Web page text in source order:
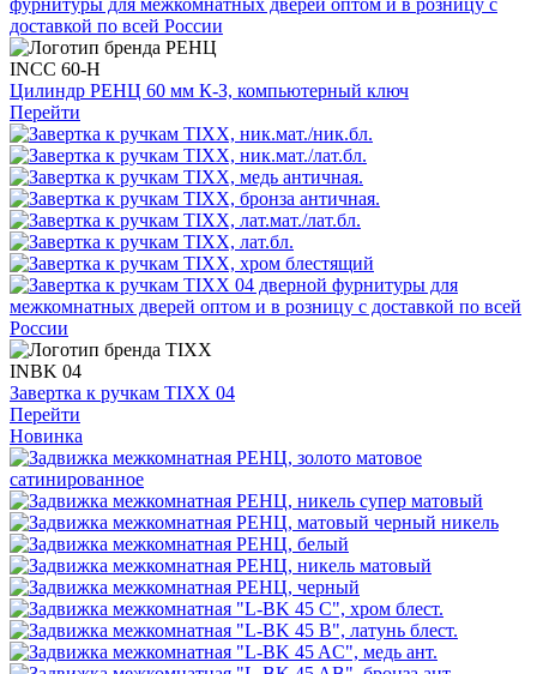
INCC 60-H
Цилиндр РЕНЦ 60 мм К-З, компьютерный ключ
Перейти
INBK 04
Завертка к ручкам TIXX 04
Перейти
Новинка